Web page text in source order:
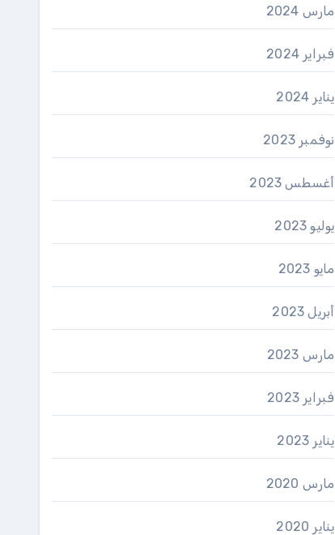
مارس 2024
فبراير 2024
يناير 2024
نوفمبر 2023
أغسطس 2023
يوليو 2023
مايو 2023
أبريل 2023
مارس 2023
فبراير 2023
يناير 2023
مارس 2020
يناير 2020